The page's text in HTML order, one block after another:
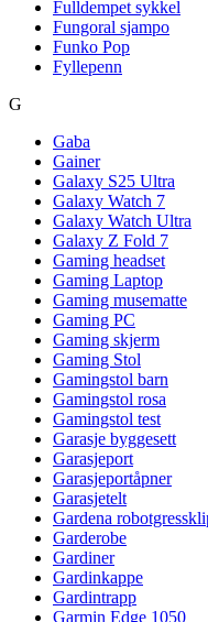
Fulldempet sykkel
Fungoral sjampo
Funko Pop
Fyllepenn
G
Gaba
Gainer
Galaxy S25 Ultra
Galaxy Watch 7
Galaxy Watch Ultra
Galaxy Z Fold 7
Gaming headset
Gaming Laptop
Gaming musematte
Gaming PC
Gaming skjerm
Gaming Stol
Gamingstol barn
Gamingstol rosa
Gamingstol test
Garasje byggesett
Garasjeport
Garasjeportåpner
Garasjetelt
Gardena
Garderobe
Gardiner
Gardinkappe
Gardintrapp
Garmin Edge 1050